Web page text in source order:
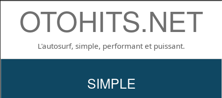
OTOHITS.NET
L'autosurf, simple, performant et puissant.
SIMPLE